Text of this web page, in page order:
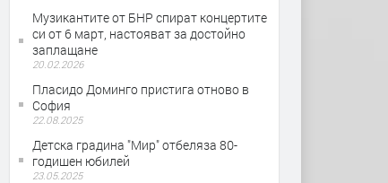
The Rolling Stones - Fool to Cry
в Хасково за празника
Музикантите от БНР спират концертите
си от 6 март, настояват за достойно
заплащане
20.02.2026
Пласидо Доминго пристига отново в
София
22.08.2025
Детска градина "Мир" отбеляза 80-
годишен юбилей
23.05.2025